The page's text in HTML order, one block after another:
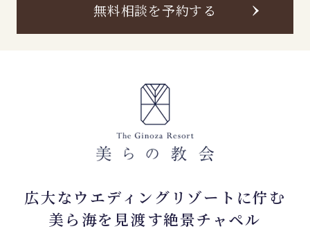
無料相談を予約する
広大なウエディングリゾートに佇む
美ら海を見渡す絶景チャペル